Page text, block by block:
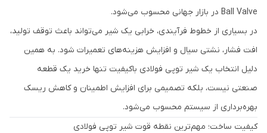
Ball Valve در بازار جهانی محسوب می‌شود.
در بسیاری از خطوط فرآیندی، خرابی یک شیر می‌تواند باعث توقف تولید،
افت فشار، نشتی سیال و افزایش هزینه‌های تعمیرات شود. به همین
دلیل انتخاب یک شیر توپی فولادی باکیفیت تنها خرید یک قطعه
صنعتی نیست، بلکه تصمیمی برای افزایش اطمینان و کاهش ریسک
بهره‌برداری از سیستم محسوب می‌شود.
کیفیت ساخت؛ مهم‌ترین نقطه قوت شیر توپی فولادی